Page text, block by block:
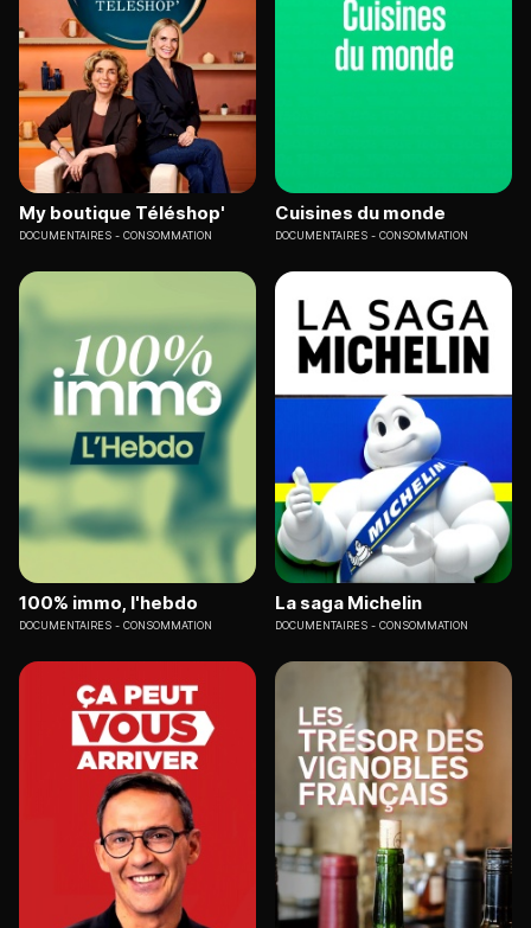
My boutique Téléshop'
DOCUMENTAIRES CONSOMMATION
Cuisines du monde
DOCUMENTAIRES CONSOMMATION
100% immo, l'hebdo
DOCUMENTAIRES CONSOMMATION
La saga Michelin
DOCUMENTAIRES CONSOMMATION